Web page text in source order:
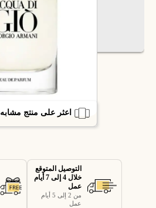
اعثر على منتج مشابه
التوصيل المتوقع
خلال 4 إلى 7 أيام
عمل
من 2 إلى 5 أيام
عمل